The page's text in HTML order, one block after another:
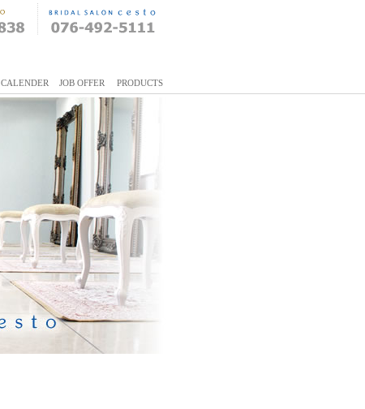
CALENDER JOB OFFER PRODUCTS